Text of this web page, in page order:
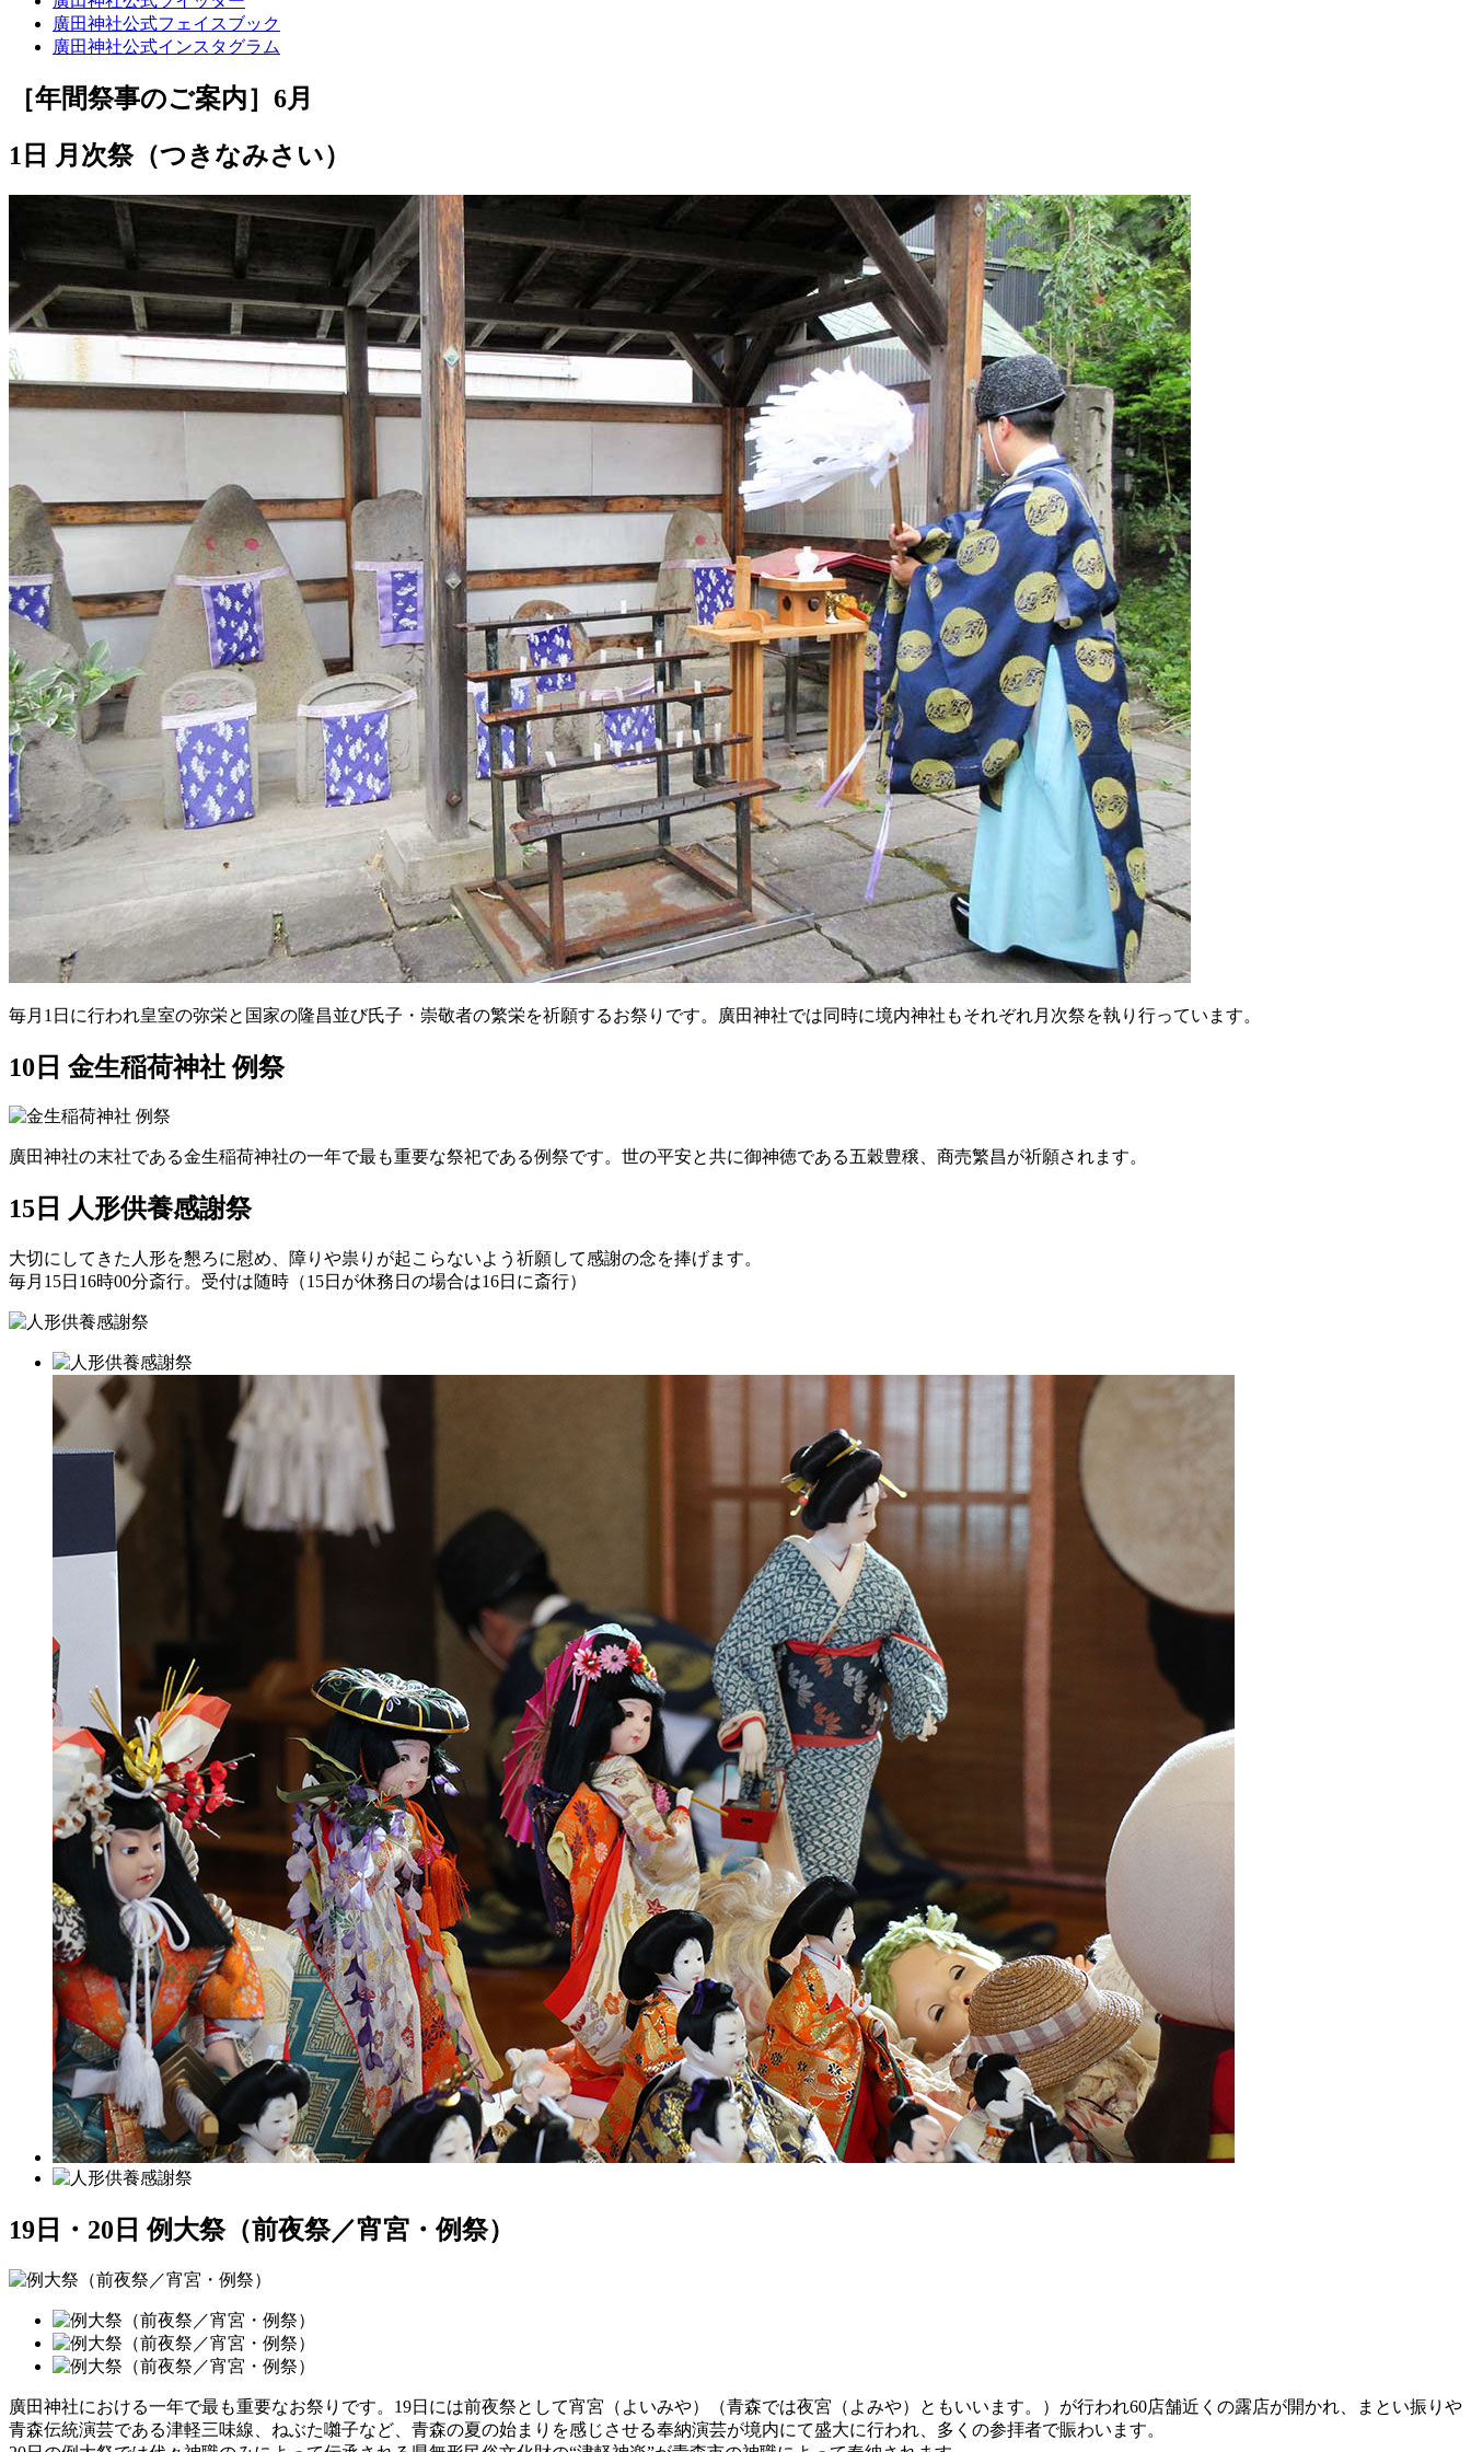
廣田神社公式フェイスブック
廣田神社公式インスタグラム
［年間祭事のご案内］ 6月
1日 月次祭（つきなみさい）
毎月1日に行われ皇室の弥栄と国家の隆昌並び氏子・崇敬者の繁栄を祈願するお祭りです。廣田神社では同時に境内神社もそれぞれ月次祭を執り行っています。
10日 金生稲荷神社 例祭
廣田神社の末社である金生稲荷神社の一年で最も重要な祭祀である例祭です。世の平安と共に御神徳である五穀豊穣、商売繁昌が祈願されます。
15日 人形供養感謝祭
大切にしてきた人形を懇ろに慰め、障りや祟りが起こらないよう祈願して感謝の念を捧げます。
毎月15日16時00分斎行。受付は随時（15日が休務日の場合は16日に斎行）
19日・20日 例大祭（前夜祭／宵宮・例祭）
廣田神社における一年で最も重要なお祭りです。19日には前夜祭として宵宮（よいみや）（青森では夜宮（よみや）ともいいます。）が行われ60店舗近くの露店が開かれ、まとい振りや
青森伝統演芸である津軽三味線、ねぶた囃子など、青森の夏の始まりを感じさせる奉納演芸が境内にて盛大に行われ、多くの参拝者で賑わいます。